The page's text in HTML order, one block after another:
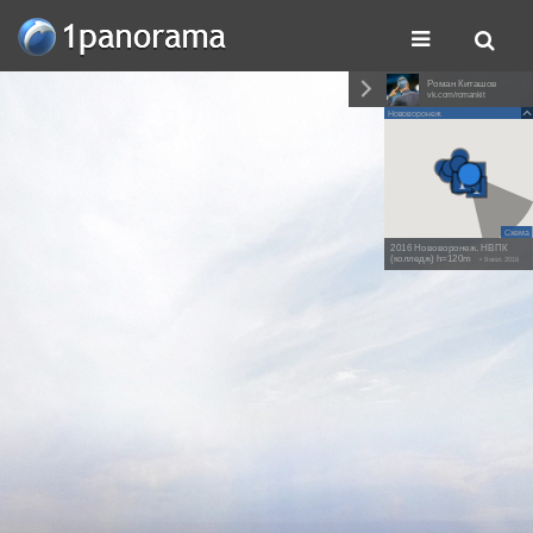
Роман Киташов
vk.com/romankit
Нововоронеж
Схема
2016 Нововоронеж. НВПК
(колледж) h=120m • 9 июл. 2016